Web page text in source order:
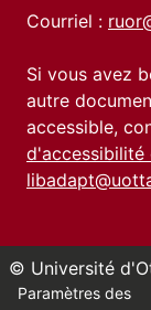
Courriel :
Si vous avez
autre
accessible,
d'accessibilité
© Université
Paramètres des